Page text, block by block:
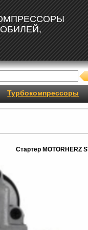
Турбокомпрессоры
Стартер MOTORHERZ